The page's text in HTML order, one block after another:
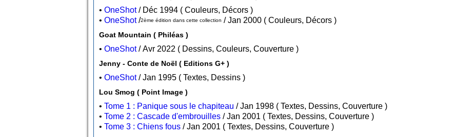
• OneShot
/ Déc 1994 ( Couleurs, Décors )
• OneShot/2ème édition dans cette collection / Jan 2000 ( Couleurs, Décors )
Goat Mountain ( Philéas )
• OneShot / Avr 2022 ( Dessins, Couleurs, Couverture )
Jenny - Conte de Noël ( Editions G+ )
• OneShot / Jan 1995 ( Textes, Dessins )
Lou Smog ( Point Image )
• Tome 1 : Panique sous le chapiteau
/ Jan 1998 ( Textes, Dessins, Couverture )
• Tome 2 : Cascade d'embrouilles
/ Jan 2001 ( Textes, Dessins, Couverture )
• Tome 3 : Chiens fous / Jan 2001 ( Textes, Dessins, Couverture )